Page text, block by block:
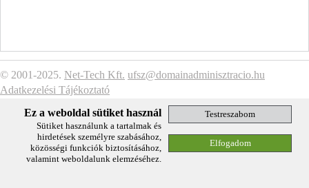
© 2001-2025. Net-Tech Kft. ufsz@domainadminisztracio.hu
Adatkezelési Tájékoztató
Ez a weboldal sütiket használ
Sütiket használunk a tartalmak és
hirdetések személyre szabásához,
közösségi funkciók biztosításához,
valamint weboldalunk elemzéséhez.